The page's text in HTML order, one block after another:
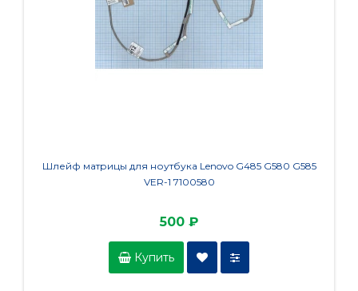
Шлейф матрицы для ноутбука Lenovo G485 G580 G585
VER-1 7100580
500 ₽
Купить